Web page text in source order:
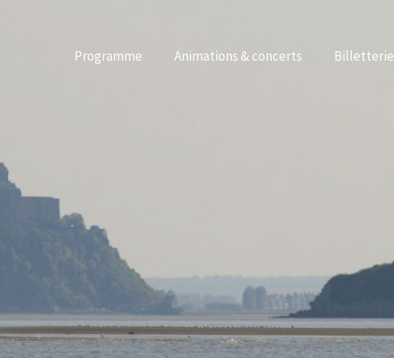
Programme Animations & concerts Billetterie